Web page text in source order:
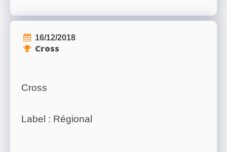
16/12/2018
Cross
Cross
Label : Régional